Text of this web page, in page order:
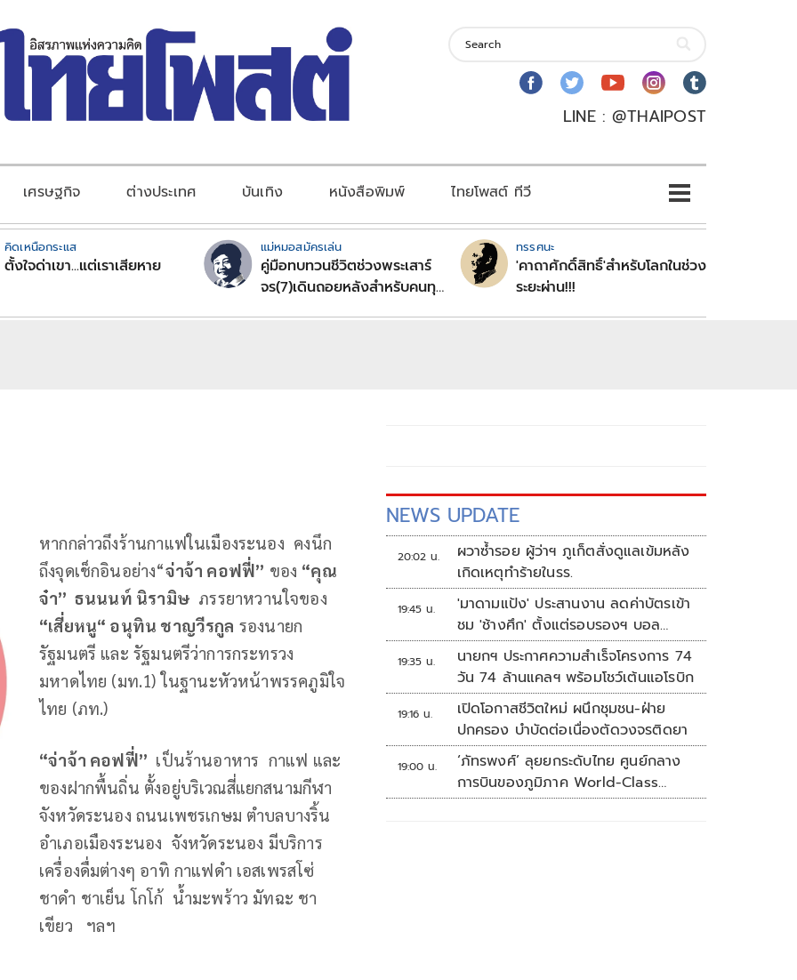
LINE : @THAIPOST
เศรษฐกิจ ต่างประเทศ บันเทิง หนังสือพิมพ์ ไทยโพสต์ ทีวี
คิดเหนือกระแส
ตั้งใจด่าเขา...แต่เราเสียหาย
แม่หมอสมัครเล่น
คู่มือทบทวนชีวิตช่วงพระเสาร์
จร(7)เดินถอยหลังสำหรับคนทุก
ทรรศนะ
'คาถาศักดิ์สิทธิ์'สำหรับโลกในช่วง
ระยะผ่าน!!!
หากกล่าวถึงร้านกาแฟในเมืองระนอง คงนึก
ถึงจุดเช็กอินอย่าง“จ่าจ้า คอฟฟี่” ของ “คุณ
จ๋า” ธนนนท์ นิรามิษภรรยาหวานใจของ
“เสี่ยหนู“ อนุทิน ชาญวีรกูล รองนายก
รัฐมนตรี และ รัฐมนตรีว่าการกระทรวง
มหาดไทย (มท.1) ในฐานะหัวหน้าพรรคภูมิใจ
ไทย (ภท.)
“จ่าจ้า คอฟฟี่” เป็นร้านอาหาร กาแฟ และ
ของฝากพื้นถิ่น ตั้งอยู่บริเวณสี่แยกสนามกีฬา
จังหวัดระนอง ถนนเพชรเกษม ตำบลบางริ้น
อำเภอเมืองระนอง จังหวัดระนอง มีบริการ
เครื่องดื่มต่างๆ อาทิ กาแฟดำ เอสเพรสโซ่
ชาดำ ชาเย็น โกโก้ น้ำมะพร้าว มัทฉะ ชา
เขียว ฯลฯ
NEWS UPDATE
20:02 น.
ผวาซ้ำรอย ผู้ว่าฯ ภูเก็ตสั่งดูแลเข้มหลัง
เกิดเหตุทำร้ายในรร.
19:45 น.
'มาดามแป้ง' ประสานงาน ลดค่าบัตรเข้า
ชม 'ช้างศึก' ตั้งแต่รอบรองฯ บอล
อาเซียน
19:35 น.
นายกฯ ประกาศความสำเร็จโครงการ 74
วัน 74 ล้านแคลฯ พร้อมโชว์เต้นแอโรบิก
19:16 น.
เปิดโอกาสชีวิตใหม่ ผนึกชุมชน-ฝ่าย
ปกครอง บำบัดต่อเนื่องตัดวงจรติดยา
19:00 น.
‘ภัทรพงศ์’ ลุยยกระดับไทย ศูนย์กลาง
การบินของภูมิภาค World-Class
Aviation Hub | ห้องข่าวไทยโพสต์สุด